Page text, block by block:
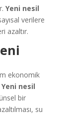
Yeni nesil
verilere
azaltır.
ekonomik
Yeni nesil
bir
su